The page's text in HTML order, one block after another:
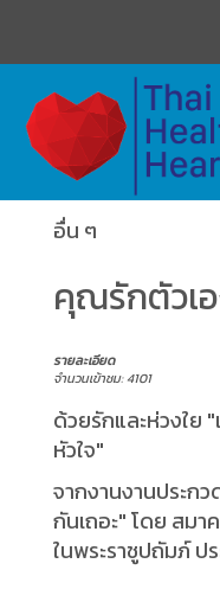
อื่น ๆ
คุณรักตัวเ
รายละเอียด
จำนวนเข้าชม: 4101
ด้วยรักและห่วงใย
หัวใจ"
จากงานงานประก
กันเถอะ" โดย สมา
ในพระราชูปถัมภ์ ป